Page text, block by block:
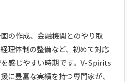
の作成、金融機関とのやり取
理体制の整備など、初めて対応
感じやすい時期です。V-Spirits
に豊富な実績を持つ専門家が、